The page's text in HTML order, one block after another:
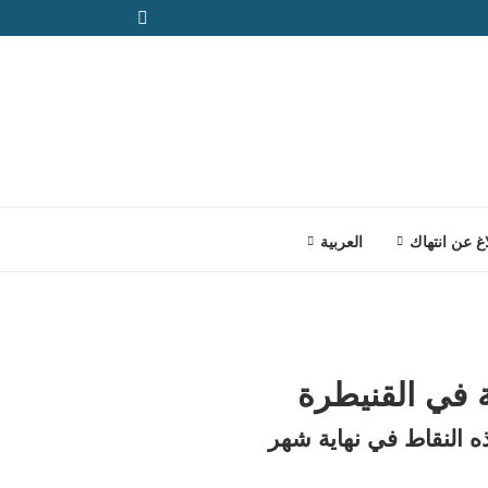
عن انتهاك العربية
القنيطرة
هذه النقاط في نهاية شهر